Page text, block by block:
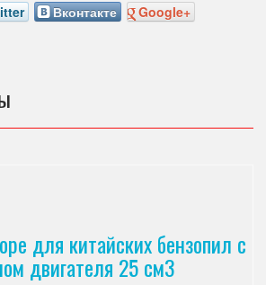
Вконтакте Google+
для китайских бензопил с
двигателя 25 см3